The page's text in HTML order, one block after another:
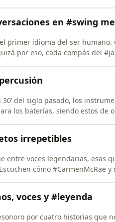
en #swing
primer idioma del ser humano.
por eso, cada compás del
30’ del siglo pasado, los
los baterías, siendo estos de
irrepetibles
entre voces legendarias, esas
cómo #CarmenMcRae
déca
voces y #leyenda
por cuatro historias que